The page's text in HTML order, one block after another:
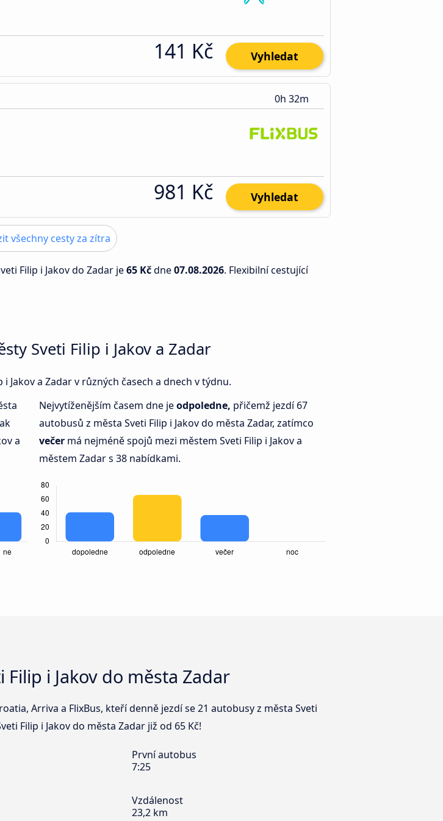
141 Kč Vyhledat
0h 32m
981 Kč Vyhledat
všechny cesty za zítra
Filip i Jakov do Zadar je65 Kčdne07.08.2026. Flexibilní cestující
Sveti Filip i Jakov a Zadar
Jakov a Zadar v různých časech a dnech v týdnu.
a
Nejvytíženějším časem dne jeodpoledne, přičemž jezdí 67
autobusů z města Sveti Filip i Jakov do města Zadar, zatímco
večer má nejméně spojů mezi městem Sveti Filip i Jakov a
městem Zadar s 38 nabídkami.
i Jakov do města Zadar
Arriva a FlixBus, kteří denně jezdí se 21 autobusy z města Sveti
Filip i Jakov do města Zadar již od 65 Kč!
První autobus
7:25
Vzdálenost
23,2 km